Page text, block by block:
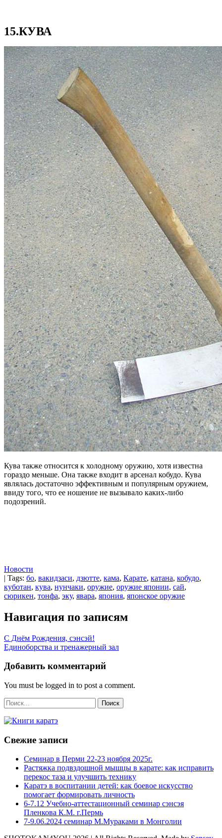
15.КУВА
Кува также относится к холодному оружию, хотя известна
гораздо меньше. Она также входит в арсенал кобудо. Кува
являлась достаточно эффективным и популярным оружием,
ввиду того, что ее ношение не вызывало каких-либо
подозрений.
Новости
| Tags: бо, вакидзаси, дзютте, кама, Карате, катана, кобудо,
куботан, кува, нунчаки, оружие, оружие японии, сай,
сюрикен, тонфа, эку, явара, япония, японское оружие
Навигация по записям
С Днём Рождения, сэнсэй!
Единоборства и тренажерный зал
Добавить комментарий
You must be logged in to post a comment.
Свежие записи
Семинар в Перми 22-23 ноября 2025г.
Растяжка подвздошной мышцы в карате: как исправить
перекос таза и улучшить технику
Каратэ в воспитании детей: как боевое искусство
помогает формировать личность
6-7.12 Учебно-аттестационный семинар сэнсэя
Пленкова К.М. г.Пермь
7-9.06.2024 семинар М.Мураками в Монголии